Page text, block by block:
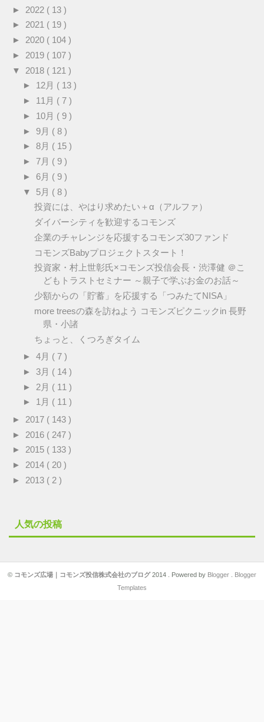
► 2022 ( 13 )
► 2021 ( 19 )
► 2020 ( 104 )
► 2019 ( 107 )
▼ 2018 ( 121 )
► 12月 ( 13 )
► 11月 ( 7 )
► 10月 ( 9 )
► 9月 ( 8 )
► 8月 ( 15 )
► 7月 ( 9 )
► 6月 ( 9 )
▼ 5月 ( 8 )
投資には、やはり求めたい＋α（アルファ）
ダイバーシティを歓迎するコモンズ
企業のチャレンジを応援するコモンズ30ファンド
コモンズBabyプロジェクトスタート！
投資家・村上世彰氏×コモンズ投信会長・渋澤健 ＠こ
どもトラストセミナー ～親子で学ぶお金のお話～
少額からの「貯蓄」を応援する「つみたてNISA」
more treesの森を訪ねよう コモンズピクニックin 長野
県・小諸
ちょっと、くつろぎタイム
► 4月 ( 7 )
► 3月 ( 14 )
► 2月 ( 11 )
► 1月 ( 11 )
► 2017 ( 143 )
► 2016 ( 247 )
► 2015 ( 133 )
► 2014 ( 20 )
► 2013 ( 2 )
人気の投稿
© コモンズ広場｜コモンズ投信株式会社のブログ2014 . Powered by Blogger
Blogger
Templates